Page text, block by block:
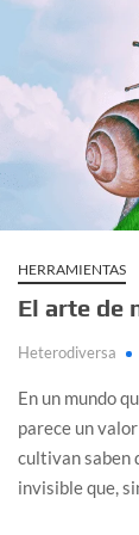
Día de
¿Podemos
Salud mental
Denuncia por
¿Cómo
HERRAMIENTAS
El arte de
Heterodiversa
En un mundo
parece un
cultivan saben
invisible que,